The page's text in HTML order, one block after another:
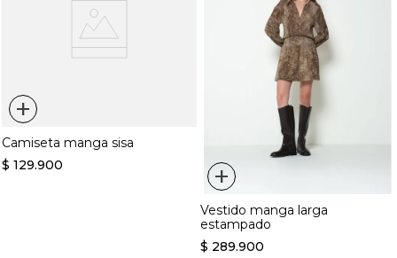
+
Camiseta manga sisa
$ 129.900 +
Vestido manga larga
estampado
$ 289.900